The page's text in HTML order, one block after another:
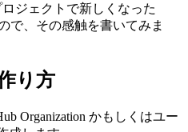
ジェクトで新しくなった
で、その感触を書いてみま
り方
Organization かもしくはユー